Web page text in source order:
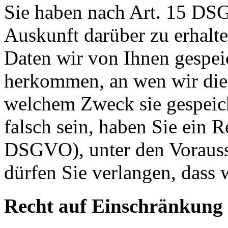
Sie haben nach Art. 15
Auskunft darüber zu
Daten wir von Ihnen
herkommen, an wen wir
welchem Zweck sie
falsch sein, haben Sie ein
DSGVO), unter den
dürfen Sie verlangen, dass
Recht auf